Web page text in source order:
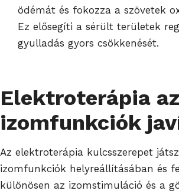
ödémát és fokozza a szövetek
Ez elősegíti a sérült területek
gyulladás gyors csökkenését.
Elektroterápia az
izomfunkciók
Az elektroterápia kulcsszerepet
izomfunkciók helyreállításában és
különösen az izomstimuláció és a